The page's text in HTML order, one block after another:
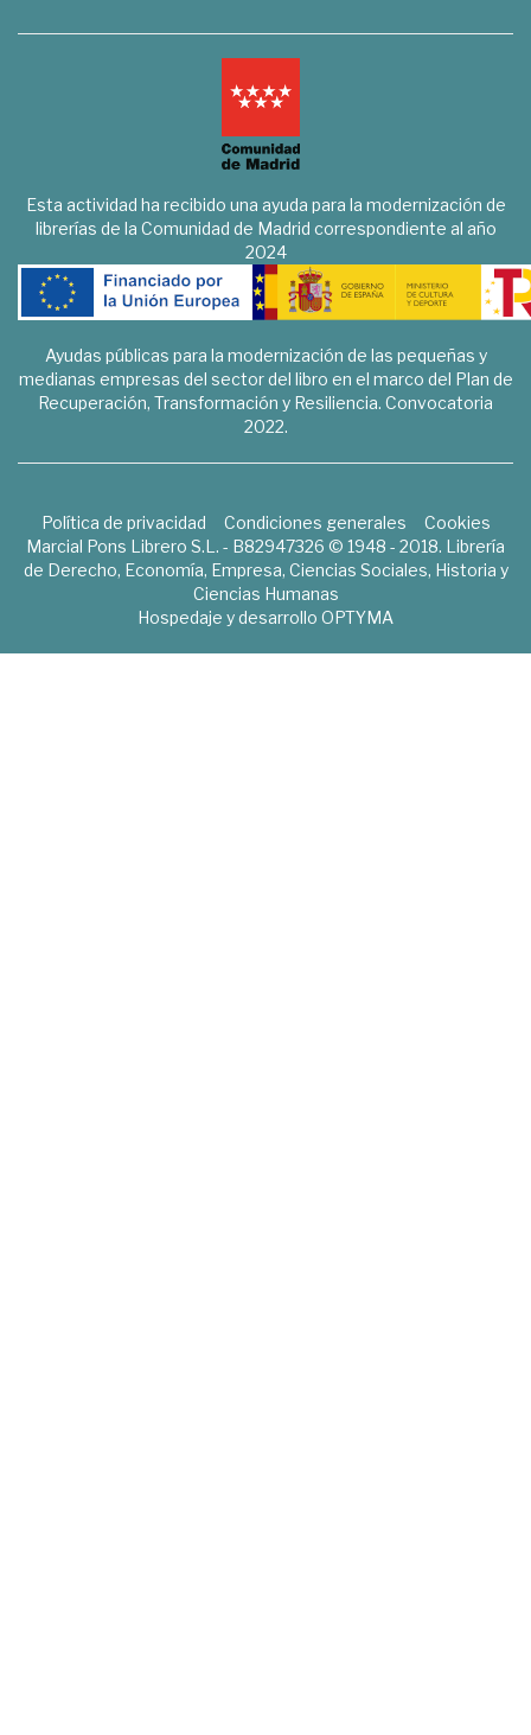
Esta actividad ha recibido una ayuda para la modernización de
librerías de la Comunidad de Madrid correspondiente al año
2024
Ayudas públicas para la modernización de las pequeñas y
medianas empresas del sector del libro en el marco del Plan de
Recuperación, Transformación y Resiliencia. Convocatoria
2022.
Política de privacidad Condiciones generales
Cookies
Marcial Pons Librero S.L. - B82947326 © 1948 - 2018. Librería
de Derecho, Economía, Empresa, Ciencias Sociales, Historia y
Ciencias Humanas
Hospedaje y desarrollo OPTYMA